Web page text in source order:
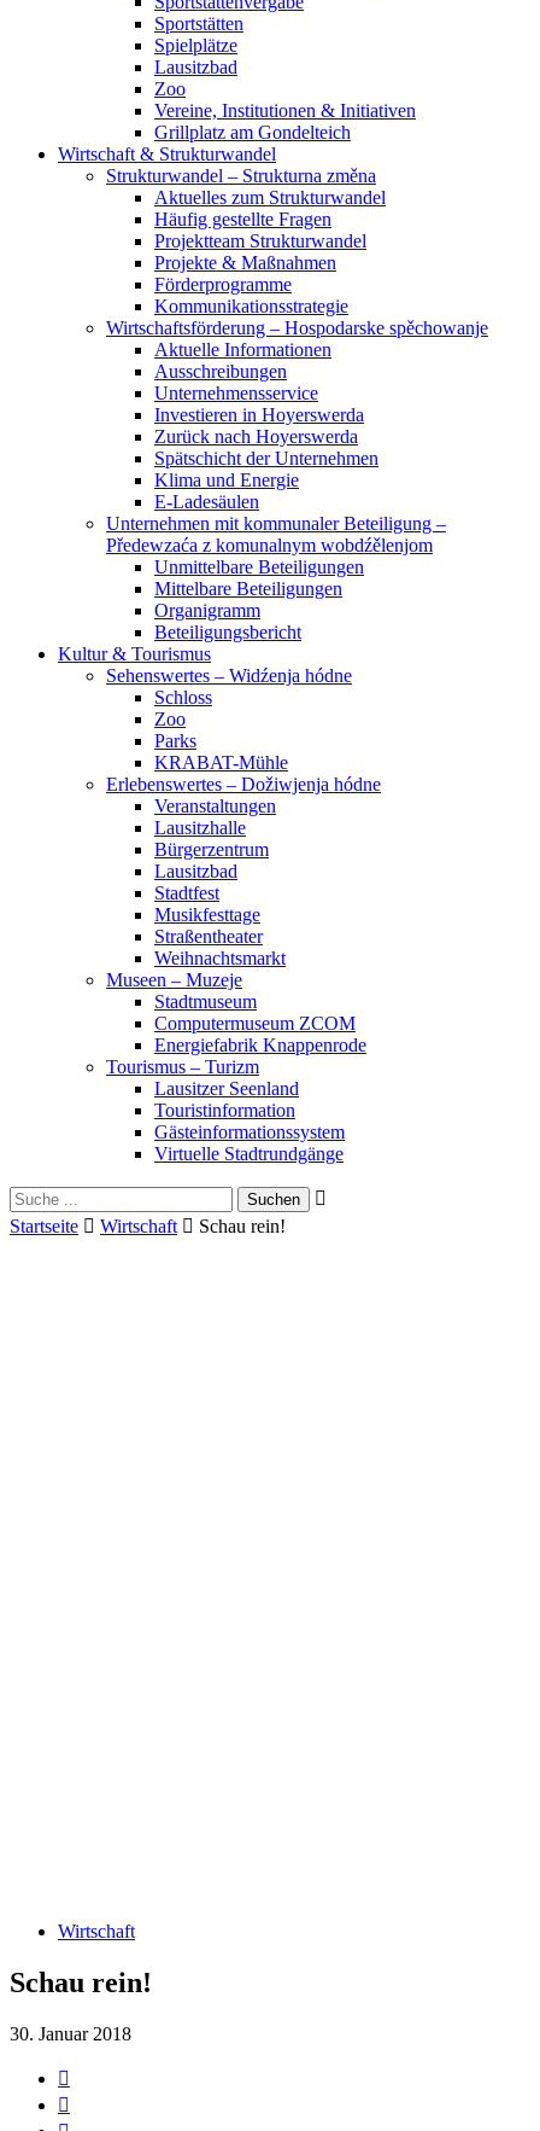
Sportstätten
Spielplätze
Lausitzbad
Zoo
Vereine, Institutionen & Initiativen
Grillplatz am Gondelteich
Wirtschaft & Strukturwandel
Strukturwandel – Strukturna změna
Aktuelles zum Strukturwandel
Häufig gestellte Fragen
Projektteam Strukturwandel
Projekte & Maßnahmen
Förderprogramme
Kommunikationsstrategie
Wirtschaftsförderung – Hospodarske spěchowanje
Aktuelle Informationen
Ausschreibungen
Unternehmensservice
Investieren in Hoyerswerda
Zurück nach Hoyerswerda
Spätschicht der Unternehmen
Klima und Energie
E-Ladesäulen
Unternehmen mit kommunaler Beteiligung –
Předewzaća z komunalnym wobdźělenjom
Unmittelbare Beteiligungen
Mittelbare Beteiligungen
Organigramm
Beteiligungsbericht
Kultur & Tourismus
Sehenswertes – Widźenja hódne
Schloss
Zoo
Parks
KRABAT-Mühle
Erlebenswertes – Dožiwjenja hódne
Veranstaltungen
Lausitzhalle
Bürgerzentrum
Lausitzbad
Stadtfest
Musikfesttage
Straßentheater
Weihnachtsmarkt
Museen – Muzeje
Stadtmuseum
Computermuseum ZCOM
Energiefabrik Knappenrode
Tourismus – Turizm
Lausitzer Seenland
Touristinformation
Gästeinformationssystem
Virtuelle Stadtrundgänge
Suche
für:
Startseite
Wirtschaft Schau rein!
Wirtschaft
Schau rein!
30. Januar 2018